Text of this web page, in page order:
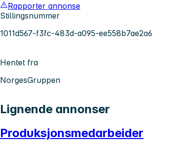
Rapporter annonse
Stillingsnummer
1011d567-f3fc-483d-a095-ee558b7ae2a6
Hentet fra
NorgesGruppen
Lignende annonser
Produksjonsmedarbeider